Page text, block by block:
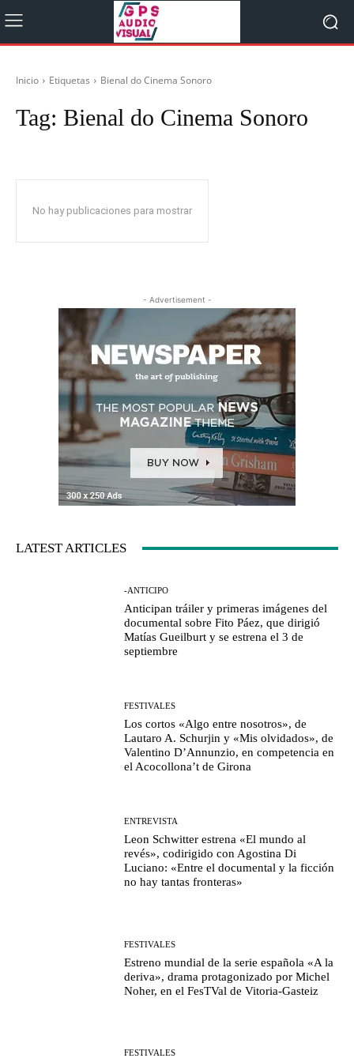
Inicio Etiquetas Bienal do Cinema Sonoro
Tag: Bienal do Cinema Sonoro
No hay publicaciones para mostrar
- Advertisement -
LATEST ARTICLES
-ANTICIPO
Anticipan tráiler y primeras imágenes del
documental sobre Fito Páez, que dirigió
Matías Gueilburt y se estrena el 3 de
septiembre
FESTIVALES
Los cortos «Algo entre nosotros», de
Lautaro A. Schurjin y «Mis olvidados», de
Valentino D’Annunzio, en competencia en
el Acocollona’t de Girona
ENTREVISTA
Leon Schwitter estrena «El mundo al
revés», codirigido con Agostina Di
Luciano: «Entre el documental y la ficción
no hay tantas fronteras»
FESTIVALES
Estreno mundial de la serie española «A la
deriva», drama protagonizado por Michel
Noher, en el FesTVal de Vitoria-Gasteiz
FESTIVALES